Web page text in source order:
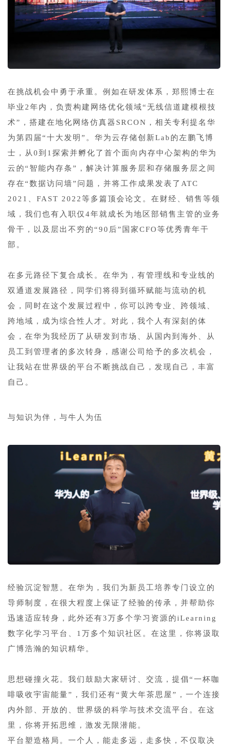
在挑战机会中勇于承重。例如在研发体系，郑熙博士在
毕业2年内，负责构建网络优化领域“无线信道建模根技
术”，搭建在地化网络仿真器SRCON，相关专利提名华
为第四届“十大发明”。华为云存储创新Lab的左鹏飞博
士，从0到1探索并孵化了首个面向内存中心架构的华为
云的“智能内存条”，解决计算服务层和存储服务层之间
存在“数据访问墙”问题，并将工作成果发表了ATC
2021、FAST 2022等多篇顶会论文。在财经、销售等领
域，我们也有入职仅4年就成长为地区部销售主管的业务
骨干，以及层出不穷的“90后”国家CFO等优秀青年干
部。
在多元路径下复合成长。在华为，有管理线和专业线的
双通道发展路径，同学们将得到循环赋能与流动的机
会，同时在这个发展过程中，你可以跨专业、跨领域、
跨地域，成为综合性人才。对此，我个人有深刻的体
会，在华为我经历了从研发到市场、从国内到海外、从
员工到管理者的多次转身，感谢公司给予的多次机会，
让我站在世界级的平台不断挑战自己，发现自己，丰富
自己。
与知识为伴，与牛人为伍
经验沉淀智慧。在华为，我们为新员工培养专门设立的
导师制度，在很大程度上保证了经验的传承，并帮助你
迅速适应转身，此外还有3万多个学习资源的iLearning
数字化学习平台、1万多个知识社区。在这里，你将汲取
广博浩瀚的知识精华。
思想碰撞火花。我们鼓励大家研讨、交流，提倡“一杯咖
啡吸收宇宙能量”，我们还有“黄大年茶思屋”，一个连接
内外部、开放的、世界级的科学与技术交流平台。在这
里，你将开拓思维，激发无限潜能。
平台塑造格局。一个人，能走多远，走多快，不仅取决